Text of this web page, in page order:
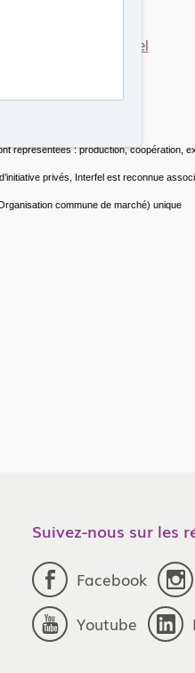
d'Interfel
représentées : production, coopération,
privés, Interfel est reconnue
commune de marché) unique
Suivez-nous sur les
Facebook
Youtube